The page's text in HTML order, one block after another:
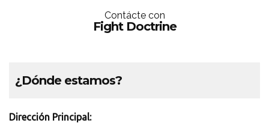
Contácte con
Fight Doctrine
¿Dónde estamos?
Dirección Principal: